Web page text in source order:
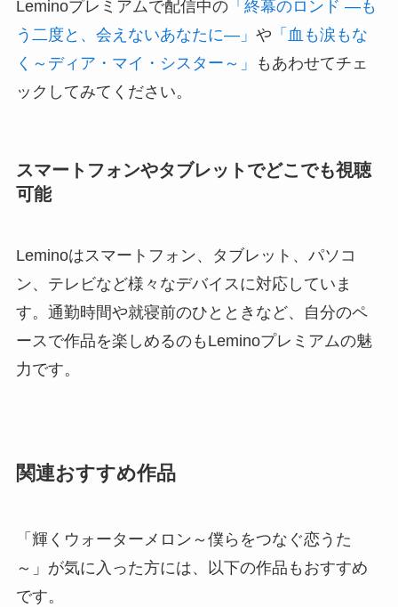
Leminoプレミアムで配信中の「終幕のロンド ―も
う二度と、会えないあなたに―」 や 「血も涙もな
く～ディア・マイ・シスター～」
もあわせてチェ
ックしてみてください。
スマートフォンやタブレットでどこでも視聴
可能
Leminoはスマートフォン、タブレット、パソコ
ン、テレビなど様々なデバイスに対応していま
す。通勤時間や就寝前のひとときなど、自分のペ
ースで作品を楽しめるのもLeminoプレミアムの魅
力です。
関連おすすめ作品
「輝くウォーターメロン～僕らをつなぐ恋うた
～」が気に入った方には、以下の作品もおすすめ
です。